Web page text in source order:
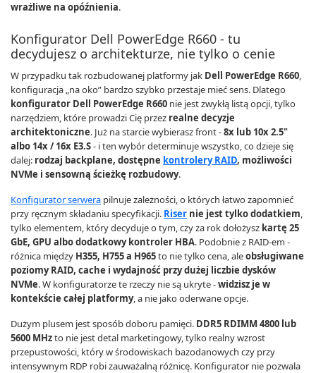
wrażliwe na opóźnienia.
Konfigurator Dell PowerEdge R660 - tu
decydujesz o architekturze, nie tylko o cenie
W przypadku tak rozbudowanej platformy jak Dell PowerEdge R660,
konfiguracja „na oko” bardzo szybko przestaje mieć sens. Dlatego
konfigurator Dell PowerEdge R660 nie jest zwykłą listą opcji, tylko
narzędziem, które prowadzi Cię przez realne decyzje
architektoniczne. Już na starcie wybierasz front -8x lub 10x 2.5"
albo 14x / 16x E3.S- i ten wybór determinuje wszystko, co dzieje się
dalej: rodzaj backplane, dostępne kontrolery RAID, możliwości
NVMe i sensowną ścieżkę rozbudowy.
Konfigurator serwera pilnuje zależności, o których łatwo zapomnieć
przy ręcznym składaniu specyfikacji. Riser nie jest tylko dodatkiem,
tylko elementem, który decyduje o tym, czy za rok dołożysz kartę 25
GbE, GPU albo dodatkowy kontroler HBA. Podobnie z RAID-em -
różnica między H355, H755 a H965to nie tylko cena, aleobsługiwane
poziomy RAID, cache i wydajność przy dużej liczbie dysków
NVMe. W konfiguratorze te rzeczy nie są ukryte -widzisz je w
kontekście całej platformy, a nie jako oderwane opcje.
Dużym plusem jest sposób doboru pamięci. DDR5 RDIMM 4800 lub
5600 MHzto nie jest detal marketingowy, tylko realny wzrost
przepustowości, który w środowiskach bazodanowych czy przy
intensywnym RDP robi zauważalną różnicę. Konfigurator nie pozwala